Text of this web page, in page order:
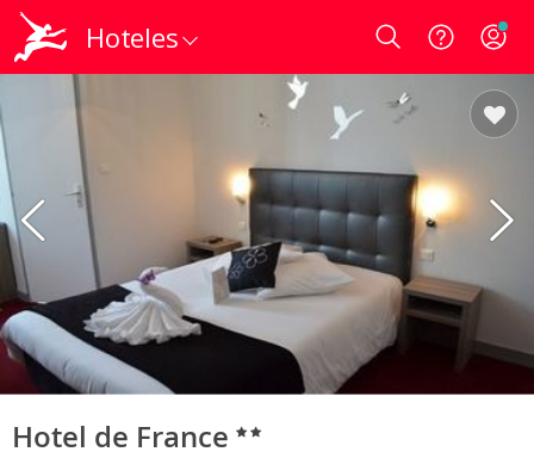
Hoteles Login
Hotel de France